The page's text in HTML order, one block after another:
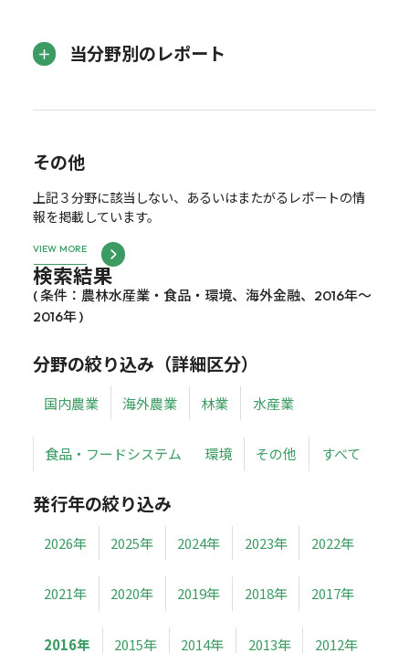
当分野別のレポート
その他
上記３分野に該当しない、あるいはまたがるレポートの情
報を掲載しています。
VIEW MORE
検索結果
( 条件：農林水産業・食品・環境、海外金融、2016年～
2016年 )
分野の絞り込み（詳細区分）
国内農業 海外農業 林業 水産業
食品・フードシステム 環境 その他 すべて
発行年の絞り込み
2026年 2025年 2024年 2023年 2022年
2021年 2020年 2019年 2018年 2017年
2016年 2015年 2014年 2013年 2012年